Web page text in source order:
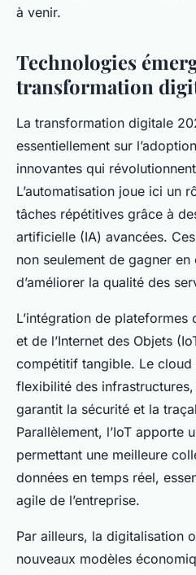
à venir.
Technologies
transformation
La transformation digitale
essentiellement sur
innovantes qui
L’automatisation joue ici un
tâches répétitives grâce à
artificielle (IA) avancées.
non seulement de gagner
d’améliorer la qualité des
L’intégration de
et de l’Internet des Objets
compétitif tangible. Le
flexibilité des
garantit la sécurité et la
Parallèlement, l’IoT apporte
permettant une meilleure
données en temps réel,
agile de l’entreprise.
Par ailleurs, la digitalisation
nouveaux modèles